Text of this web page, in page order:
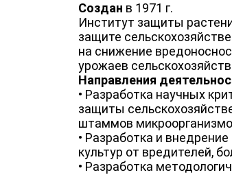
Создан в 1971 г.
Институт защиты
защите
на снижение
урожаев
Направления
• Разработка научных
защиты
штаммов
• Разработка и
культур от вредителей,
• Разработка